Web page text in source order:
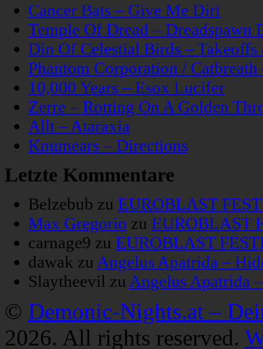
Cancer Bats – Give Me Dirt
Temple Of Dread – Dreadspawn
Din Of Celestial Birds –
Phantom Corporation /
10,000 Years – Esox Lucifer
Zerre – Rotting On A Golden
Allt – Ataraxia
Knumears – Directions
Letzte Kommentare
Belzebub zu EUROBLAST
Max Gregorio zu EUROBLAST
carnage9 zu EUROBLAST
dawak zu Angelus Apatrida –
Slaytheevil zu Angelus Apatrida
© Demonic-Nights.at –
2026. All rights reserved.